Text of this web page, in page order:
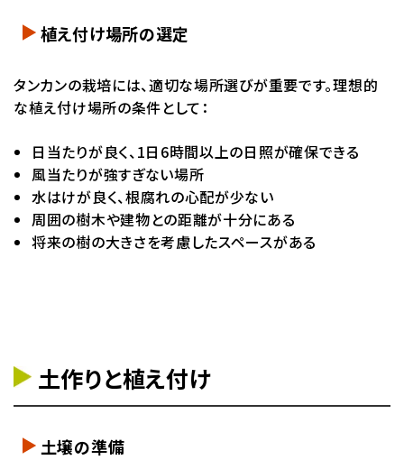
植え付け場所の選定
タンカンの栽培には、適切な場所選びが重要です。理想的
な植え付け場所の条件として：
日当たりが良く、1日6時間以上の日照が確保できる
風当たりが強すぎない場所
水はけが良く、根腐れの心配が少ない
周囲の樹木や建物との距離が十分にある
将来の樹の大きさを考慮したスペースがある
土作りと植え付け
土壌の準備